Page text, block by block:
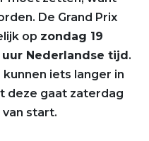
De Grand Prix
op zondag 19
Nederlandse tijd.
iets langer in
deze gaat zaterdag
start.